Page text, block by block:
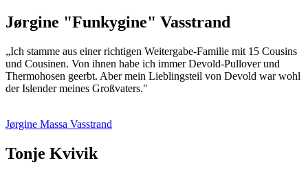
Jørgine "Funkygine" Vasstrand
„Ich stamme aus einer richtigen Weitergabe-Familie mit 15 Cousins
und Cousinen. Von ihnen habe ich immer Devold-Pullover und
Thermohosen geerbt. Aber mein Lieblingsteil von Devold war wohl
der Islender meines Großvaters."
Jørgine Massa Vasstrand
Tonje Kvivik